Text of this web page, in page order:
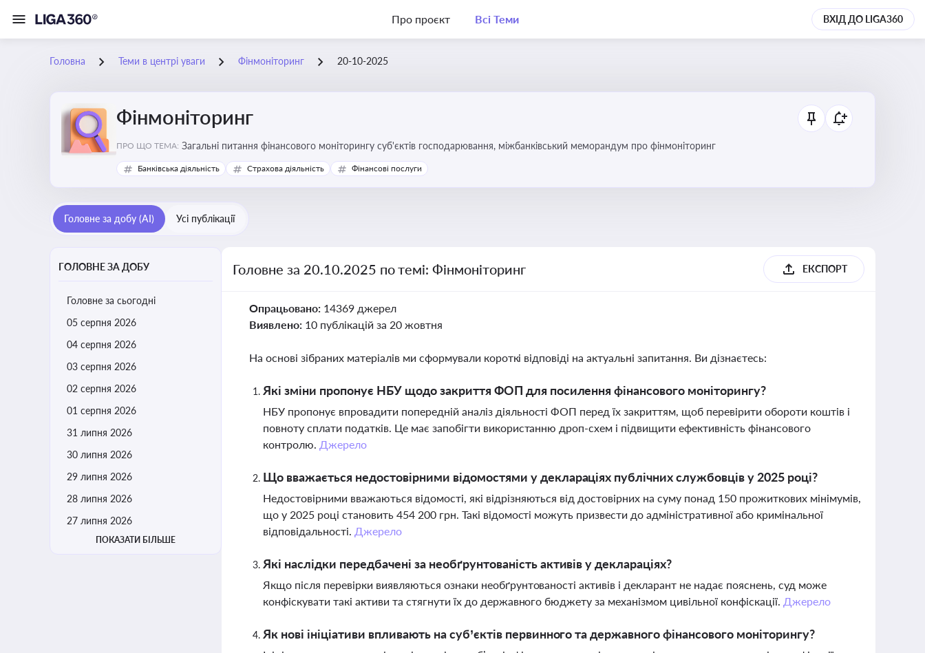
Про проєкт Всі Теми ВХІД ДО LIGA360
Головна Теми в центрі уваги Фінмоніторинг 20-10-2025
Фінмоніторинг
ПРО ЩО ТЕМА: Загальні питання фінансового моніторингу суб'єктів господарювання, міжбанківський меморандум про фінмоніторинг
Банківська діяльність Страхова діяльність Фінансові послуги
Головне за добу (AI) Усі публікації
ГОЛОВНЕ ЗА ДОБУ
Головне за сьогодні
05 серпня 2026
04 серпня 2026
03 серпня 2026
02 серпня 2026
01 серпня 2026
31 липня 2026
30 липня 2026
29 липня 2026
28 липня 2026
27 липня 2026
ПОКАЗАТИ БІЛЬШЕ
Головне за 20.10.2025 по темі: Фінмоніторинг ЕКСПОРТ
Опрацьовано: 14369 джерел
Виявлено: 10 публікацій за 20 жовтня
На основі зібраних матеріалів ми сформували короткі відповіді на актуальні запитання. Ви дізнаєтесь:
Які зміни пропонує НБУ щодо закриття ФОП для посилення фінансового моніторингу?
НБУ пропонує впровадити попередній аналіз діяльності ФОП перед їх закриттям, щоб перевірити обороти коштів і
повноту сплати податків. Це має запобігти використанню дроп-схем і підвищити ефективність фінансового
контролю. Джерело
Що вважається недостовірними відомостями у деклараціях публічних службовців у 2025 році?
Недостовірними вважаються відомості, які відрізняються від достовірних на суму понад 150 прожиткових мінімумів,
що у 2025 році становить 454 200 грн. Такі відомості можуть призвести до адміністративної або кримінальної
відповідальності. Джерело
Які наслідки передбачені за необґрунтованість активів у деклараціях?
Якщо після перевірки виявляються ознаки необґрунтованості активів і декларант не надає пояснень, суд може
конфіскувати такі активи та стягнути їх до державного бюджету за механізмом цивільної конфіскації. Джерело
Як нові ініціативи впливають на суб’єктів первинного та державного фінансового моніторингу?